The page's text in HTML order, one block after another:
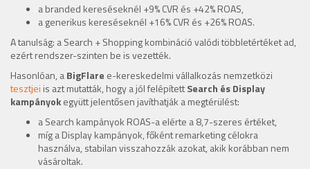
a branded kereséseknél +9% CVR és +42% ROAS,
a generikus kereséseknél +16% CVR és +26% ROAS.
A tanulság: a Search + Shopping kombináció valódi többletértéket ad,
ezért rendszer-szinten be is vezették.
Hasonlóan, aBigFlare e-kereskedelmi vállalkozás nemzetközi
tesztjei is azt mutatták, hogy a jól felépítettSearch és Display
kampányokegyütt jelentősen javíthatják a megtérülést:
a Search kampányok ROAS-a elérte a 8,7-szeres értéket,
míg a Display kampányok, főként remarketing célokra
használva, stabilan visszahozzák azokat, akik korábban nem
vásároltak.